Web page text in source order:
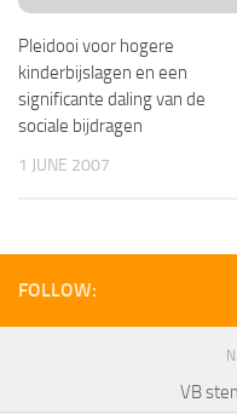
Pleidooi voor hogere
kinderbijslagen en een
significante daling van de
sociale bijdragen
1 JUNE 2007
FOLLOW:
VB